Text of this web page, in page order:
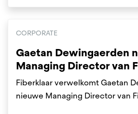
CORPORATE
Gaetan Dewingaerden
Managing Director van
Fiberklaar verwelkomt Gaetan
nieuwe Managing Director van